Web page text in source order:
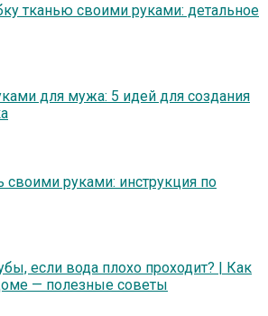
тканью своими руками: детальное
для мужа: 5 идей для создания
своими руками: инструкция по
если вода плохо проходит? | Как
— полезные советы